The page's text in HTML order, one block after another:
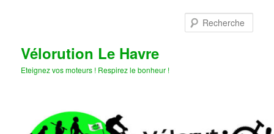
Vélorution Le Havre
Eteignez vos moteurs ! Respirez le bonheur !